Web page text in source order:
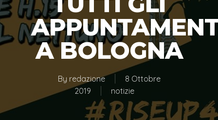
A BOLOGNA
By redazione
8 Ottobre
2019
notizie